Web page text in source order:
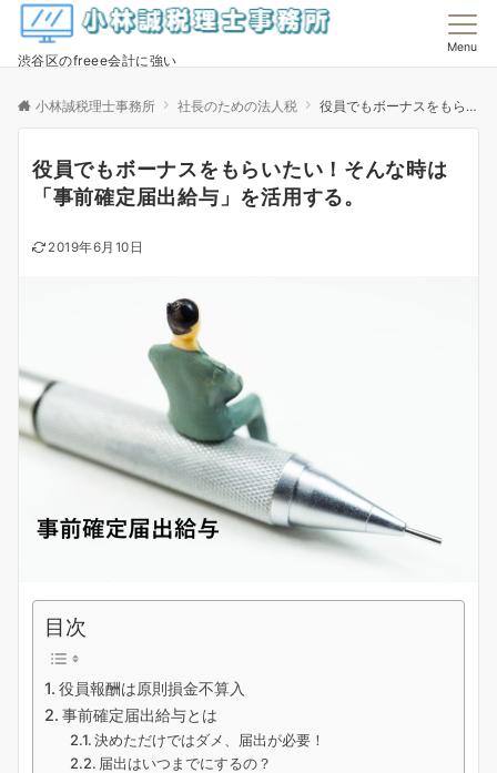
渋谷区のfreee会計に強い
Menu
小林誠税理士事務所 社長のための法人税 役員でもボーナスをもらいたい！そんな時は「事前確定届出給与」を活用する。
役員でもボーナスをもらいたい！そんな時は
「事前確定届出給与」を活用する。
2019年6月10日
目次
役員報酬は原則損金不算入
事前確定届出給与とは
決めただけではダメ、届出が必要！
届出はいつまでにするの？